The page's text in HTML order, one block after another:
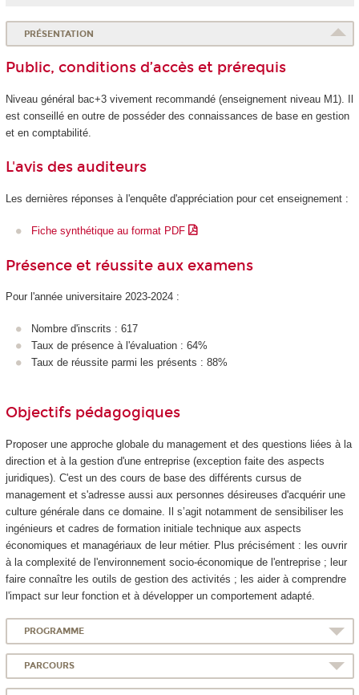
PRÉSENTATION
Public, conditions d’accès et prérequis
Niveau général bac+3 vivement recommandé (enseignement niveau M1). Il
est conseillé en outre de posséder des connaissances de base en gestion
et en comptabilité.
L'avis des auditeurs
Les dernières réponses à l'enquête d'appréciation pour cet enseignement :
Fiche synthétique au format PDF
Présence et réussite aux examens
Pour l'année universitaire 2023-2024 :
Nombre d'inscrits : 617
Taux de présence à l'évaluation : 64%
Taux de réussite parmi les présents : 88%
Objectifs pédagogiques
Proposer une approche globale du management et des questions liées à la
direction et à la gestion d'une entreprise (exception faite des aspects
juridiques). C'est un des cours de base des différents cursus de
management et s'adresse aussi aux personnes désireuses d'acquérir une
culture générale dans ce domaine. Il s’agit notamment de sensibiliser les
ingénieurs et cadres de formation initiale technique aux aspects
économiques et managériaux de leur métier. Plus précisément : les ouvrir
à la complexité de l'environnement socio-économique de l'entreprise ; leur
faire connaître les outils de gestion des activités ; les aider à comprendre
l'impact sur leur fonction et à développer un comportement adapté.
PROGRAMME
PARCOURS